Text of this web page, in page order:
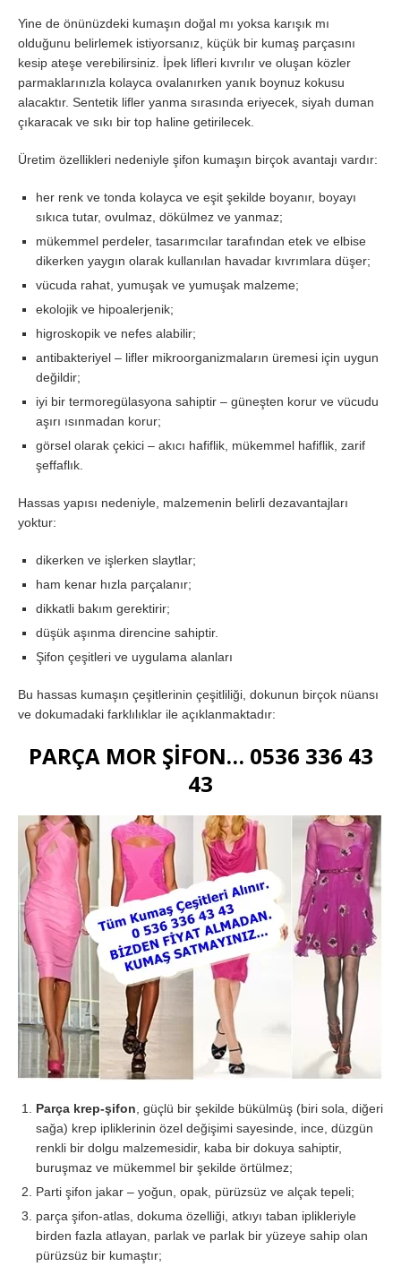
Yine de önünüzdeki kumaşın doğal mı yoksa karışık mı
olduğunu belirlemek istiyorsanız, küçük bir kumaş parçasını
kesip ateşe verebilirsiniz. İpek lifleri kıvrılır ve oluşan közler
parmaklarınızla kolayca ovalanırken yanık boynuz kokusu
alacaktır. Sentetik lifler yanma sırasında eriyecek, siyah duman
çıkaracak ve sıkı bir top haline getirilecek.
Üretim özellikleri nedeniyle şifon kumaşın birçok avantajı vardır:
her renk ve tonda kolayca ve eşit şekilde boyanır, boyayı
sıkıca tutar, ovulmaz, dökülmez ve yanmaz;
mükemmel perdeler, tasarımcılar tarafından etek ve elbise
dikerken yaygın olarak kullanılan havadar kıvrımlara düşer;
vücuda rahat, yumuşak ve yumuşak malzeme;
ekolojik ve hipoalerjenik;
higroskopik ve nefes alabilir;
antibakteriyel – lifler mikroorganizmaların üremesi için uygun
değildir;
iyi bir termoregülasyona sahiptir – güneşten korur ve vücudu
aşırı ısınmadan korur;
görsel olarak çekici – akıcı hafiflik, mükemmel hafiflik, zarif
şeffaflık.
Hassas yapısı nedeniyle, malzemenin belirli dezavantajları
yoktur:
dikerken ve işlerken slaytlar;
ham kenar hızla parçalanır;
dikkatli bakım gerektirir;
düşük aşınma direncine sahiptir.
Şifon çeşitleri ve uygulama alanları
Bu hassas kumaşın çeşitlerinin çeşitliliği, dokunun birçok nüansı
ve dokumadaki farklılıklar ile açıklanmaktadır:
PARÇA MOR ŞİFON… 0536 336 43
43
Parça krep-şifon , güçlü bir şekilde bükülmüş (biri sola, diğeri
sağa) krep ipliklerinin özel değişimi sayesinde, ince, düzgün
renkli bir dolgu malzemesidir, kaba bir dokuya sahiptir,
buruşmaz ve mükemmel bir şekilde örtülmez;
Parti şifon jakar – yoğun, opak, pürüzsüz ve alçak tepeli;
parça şifon-atlas, dokuma özelliği, atkıyı taban iplikleriyle
birden fazla atlayan, parlak ve parlak bir yüzeye sahip olan
pürüzsüz bir kumaştır;